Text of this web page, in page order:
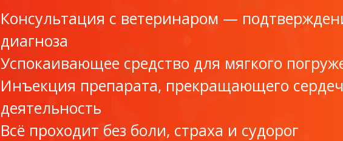
Консультация с ветеринаром —
диагноза
Успокаивающее средство для мягкого
Инъекция препарата, прекращающего
деятельность
Всё проходит без боли, страха и судорог